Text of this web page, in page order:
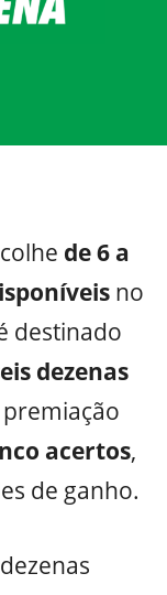
de 6 a
no
destinado
dezenas
acertos,
de ganho.